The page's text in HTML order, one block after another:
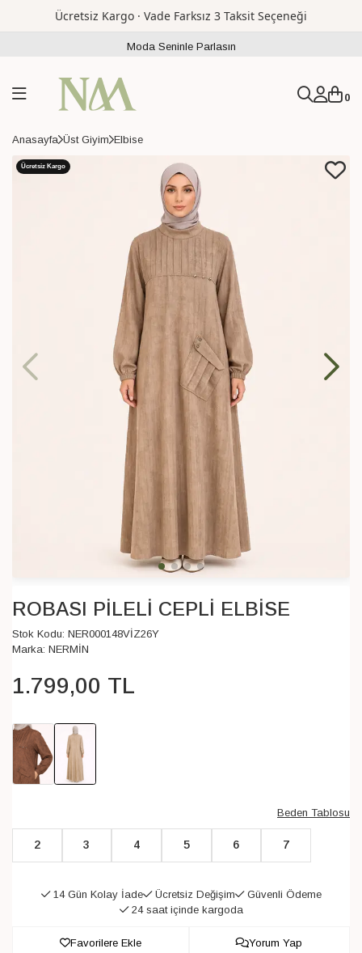
Ücretsiz Kargo · Vade Farksız 3 Taksit Seçeneği
Moda Seninle Parlasın
0
Anasayfa Üst Giyim Elbise
Ücretsiz Kargo
ROBASI PİLELİ CEPLİ ELBİSE
Stok Kodu: NER000148VİZ26Y
Marka: NERMİN
1.799,00 TL
Beden Tablosu
2 3 4 5 6 7
14 Gün Kolay İade Ücretsiz Değişim
Güvenli Ödeme
24 saat içinde kargoda
Favorilere Ekle Yorum Yap